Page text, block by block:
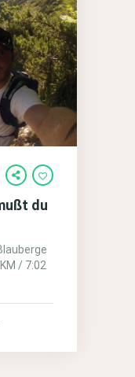
du
/ 7:02